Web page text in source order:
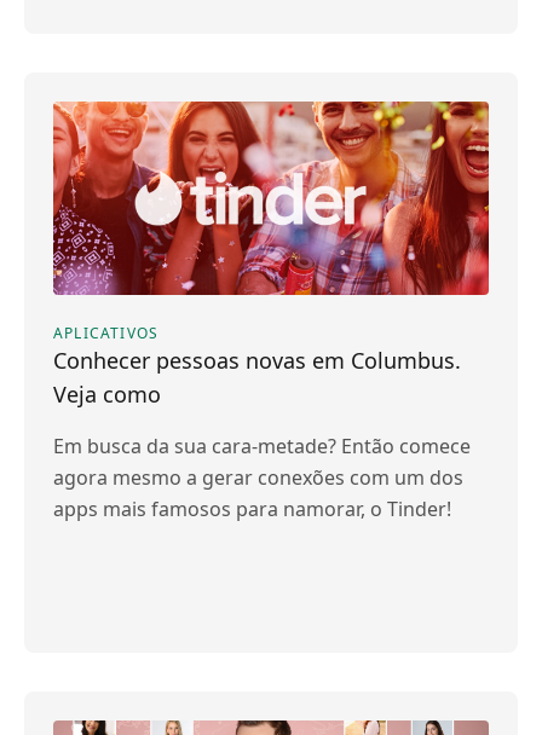
APLICATIVOS
Conhecer pessoas novas em Columbus.
Veja como
Em busca da sua cara-metade? Então comece
agora mesmo a gerar conexões com um dos
apps mais famosos para namorar, o Tinder!